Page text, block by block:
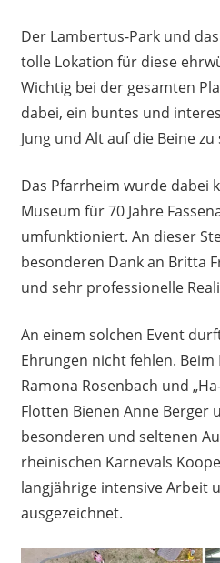
Der Lambertus-Park und
tolle Lokation für diese
Wichtig bei der gesamten
dabei, ein buntes und
Jung und Alt auf die Beine zu
Das Pfarrheim wurde dabei
Museum für 70 Jahre
umfunktioniert. An dieser
besonderen Dank an Britta
und sehr professionelle
An einem solchen Event
Ehrungen nicht fehlen. Beim
Ramona Rosenbach und
Flotten Bienen Anne Berger
besonderen und seltenen
rheinischen Karnevals
langjährige intensive Arbeit
ausgezeichnet.